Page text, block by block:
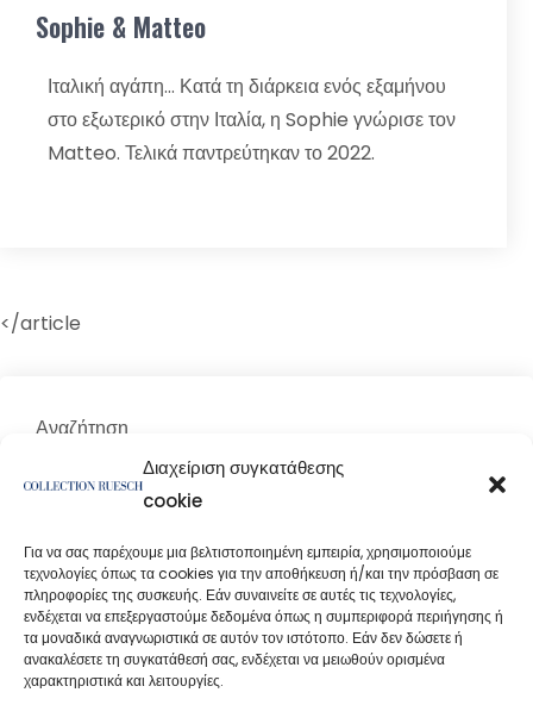
Διαχείριση συγκατάθεσης
cookie
Για να σας παρέχουμε μια βελτιστοποιημένη εμπειρία, χρησιμοποιούμε
τεχνολογίες όπως τα cookies για την αποθήκευση ή/και την πρόσβαση σε
πληροφορίες της συσκευής. Εάν συναινείτε σε αυτές τις τεχνολογίες,
ενδέχεται να επεξεργαστούμε δεδομένα όπως η συμπεριφορά περιήγησης ή
τα μοναδικά αναγνωριστικά σε αυτόν τον ιστότοπο. Εάν δεν δώσετε ή
ανακαλέσετε τη συγκατάθεσή σας, ενδέχεται να μειωθούν ορισμένα
χαρακτηριστικά και λειτουργίες.
Sophie & Matteo
Ιταλική αγάπη… Κατά τη διάρκεια ενός εξαμήνου
στο εξωτερικό στην Ιταλία, η Sophie γνώρισε τον
Matteo. Τελικά παντρεύτηκαν το 2022.
</article
Αναζήτηση